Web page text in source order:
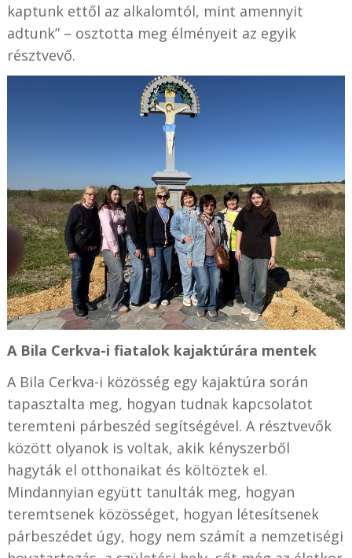
kaptunk ettől az alkalomtól, mint amennyit
adtunk” – osztotta meg élményeit az egyik
résztvevő.
A Bila Cerkva-i fiatalok kajaktúrára mentek
A Bila Cerkva-i közösség egy kajaktúra során
tapasztalta meg, hogyan tudnak kapcsolatot
teremteni párbeszéd segítségével. A résztvevők
között olyanok is voltak, akik kényszerből
hagyták el otthonaikat és költöztek el.
Mindannyian együtt tanulták meg, hogyan
teremtsenek közösséget, hogyan létesítsenek
párbeszédet úgy, hogy nem számít a nemzetiségi